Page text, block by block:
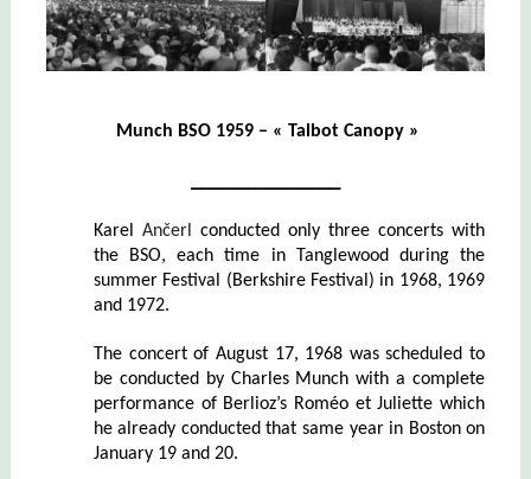
Munch BSO 1959 – « Talbot Canopy »
Karel Ančerl
conducted only three concerts with
the BSO, each time in Tanglewood during the
summer Festival (Berkshire Festival) in 1968, 1969
and 1972.
The concert of August 17, 1968 was scheduled to
be conducted by Charles Munch with a complete
performance of Berlioz’s Roméo et Juliette which
he already conducted that same year in Boston on
January 19 and 20.